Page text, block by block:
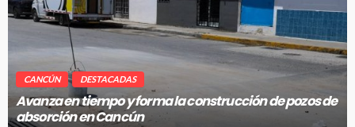
CANCÚN DESTACADAS
Avanza en tiempo y forma la construcción de pozos de
absorción en Cancún